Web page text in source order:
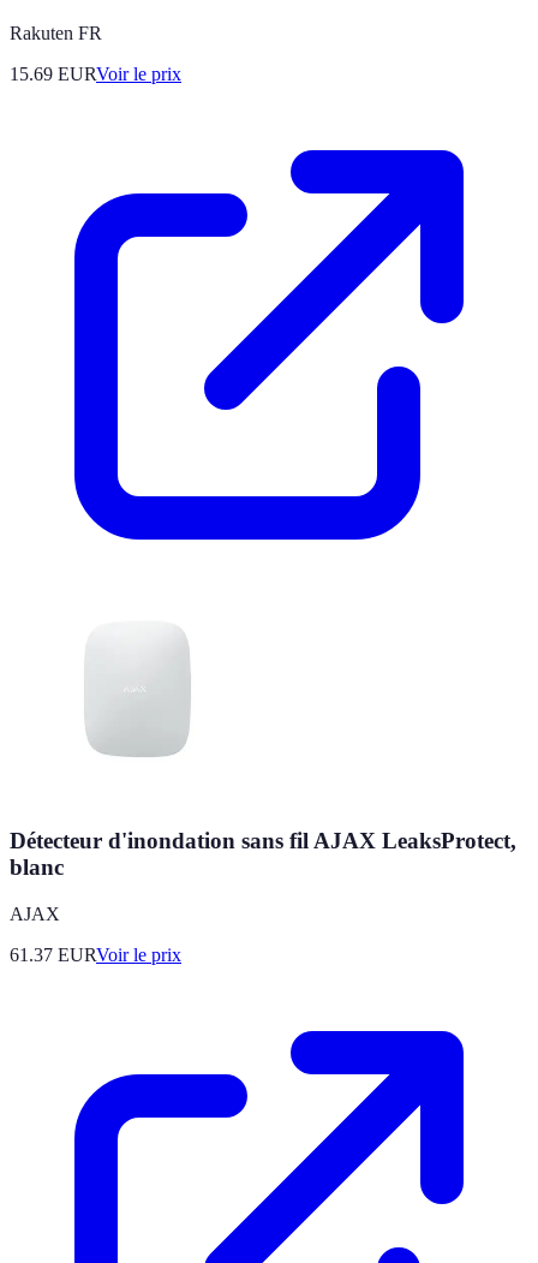
Rakuten FR
15.69 EURVoir le prix
Détecteur d'inondation sans fil AJAX LeaksProtect,
blanc
AJAX
61.37 EURVoir le prix